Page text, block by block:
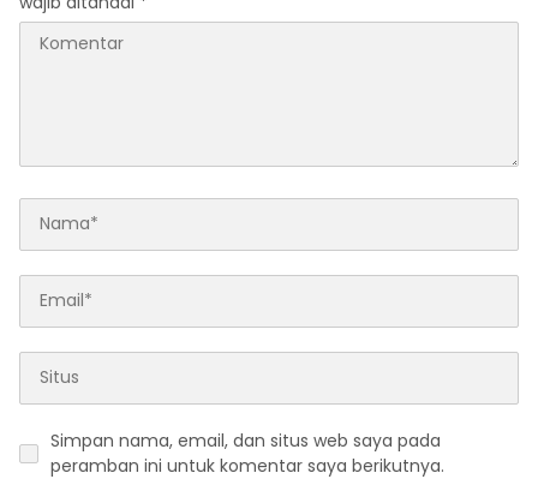
Simpan nama, email, dan situs web saya pada
peramban ini untuk komentar saya berikutnya.